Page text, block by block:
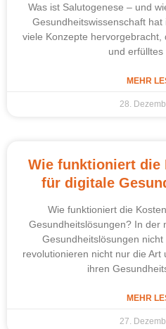
Was ist Salutogenese – und
Gesundheitswissenschaft
viele Konzepte
und erfülltes
MEHR
28.
Wie funktioniert die
für digitale
Wie funktioniert die
Gesundheitslösungen? In der
Gesundheitslösungen
revolutionieren nicht nur die
ihren
MEHR
27.